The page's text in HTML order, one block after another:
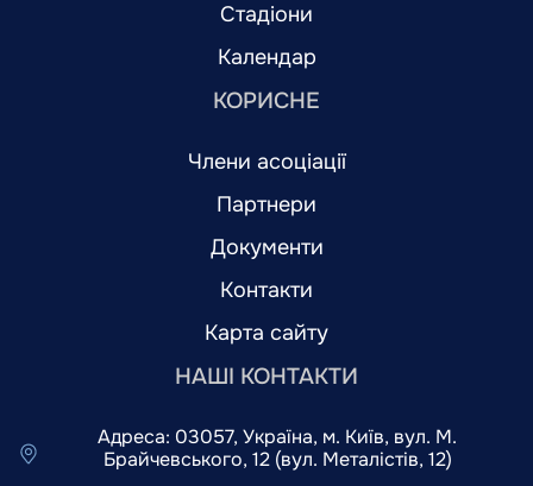
Стадіони
Календар
КОРИСНЕ
Члени асоціації
Партнери
Документи
Контакти
Карта сайту
НАШІ КОНТАКТИ
Адреса: 03057, Україна, м. Київ, вул. М.
Брайчевського, 12 (вул. Металістів, 12)